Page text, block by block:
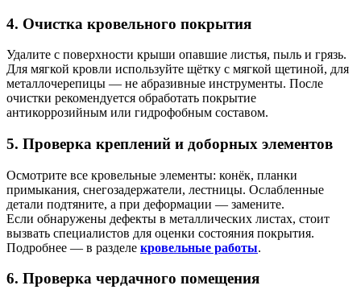
4. Очистка кровельного покрытия
Удалите с поверхности крыши опавшие листья, пыль и грязь.
Для мягкой кровли используйте щётку с мягкой щетиной, для
металлочерепицы — не абразивные инструменты. После
очистки рекомендуется обработать покрытие
антикоррозийным или гидрофобным составом.
5. Проверка креплений и доборных элементов
Осмотрите все кровельные элементы: конёк, планки
примыкания, снегозадержатели, лестницы. Ослабленные
детали подтяните, а при деформации — замените.
Если обнаружены дефекты в металлических листах, стоит
вызвать специалистов для оценки состояния покрытия.
Подробнее — в разделе кровельные работы.
6. Проверка чердачного помещения